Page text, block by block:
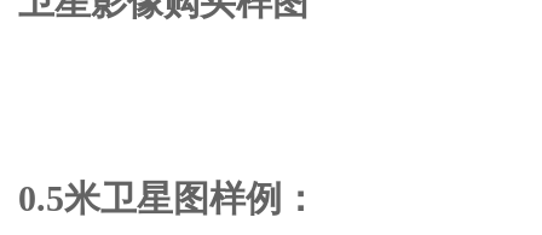
0.5米卫星图样例：